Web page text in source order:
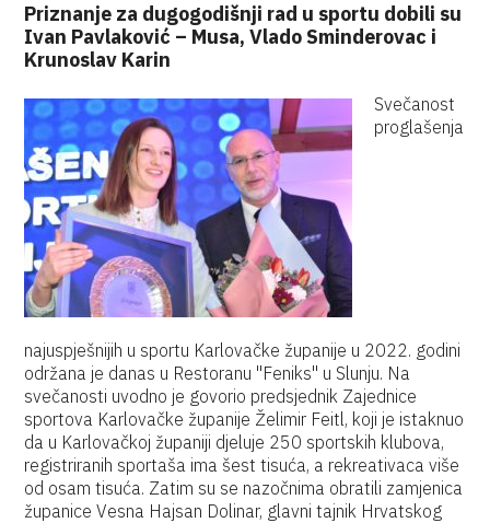
Priznanje za dugogodišnji rad u sportu dobili su
Ivan Pavlaković – Musa, Vlado Sminderovac i
Krunoslav Karin
Svečanost
proglašenja
najuspješnijih u sportu Karlovačke županije u 2022. godini
održana je danas u Restoranu "Feniks" u Slunju. Na
svečanosti uvodno je govorio predsjednik Zajednice
sportova Karlovačke županije Želimir Feitl, koji je istaknuo
da u Karlovačkoj županiji djeluje 250 sportskih klubova,
registriranih sportaša ima šest tisuća, a rekreativaca više
od osam tisuća. Zatim su se nazočnima obratili zamjenica
županice Vesna Hajsan Dolinar, glavni tajnik Hrvatskog